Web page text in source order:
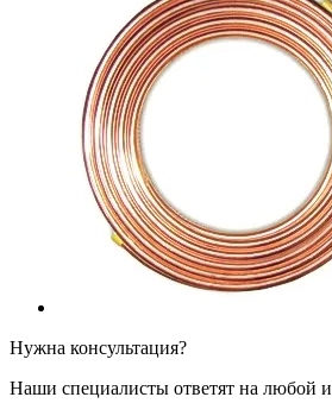
Нужна консультация?
Наши специалисты ответят на любой